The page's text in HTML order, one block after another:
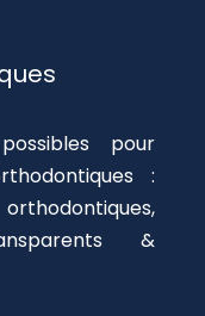
pour
:
&